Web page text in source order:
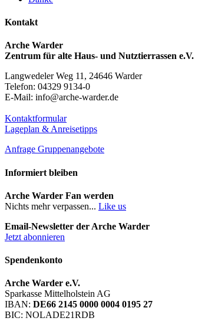
Kontakt
Arche Warder
Zentrum für alte Haus- und Nutztierrassen e.V.
Langwedeler Weg 11, 24646 Warder
Telefon: 04329 9134-0
E-Mail: info@arche-warder.de
Kontaktformular
Lageplan & Anreisetipps
Anfrage Gruppenangebote
Informiert bleiben
Arche Warder Fan werden
Nichts mehr verpassen... Like us
Email-Newsletter der Arche Warder
Jetzt abonnieren
Spendenkonto
Arche Warder e.V.
Sparkasse Mittelholstein AG
IBAN: DE66 2145 0000 0004 0195 27
BIC: NOLADE21RDB